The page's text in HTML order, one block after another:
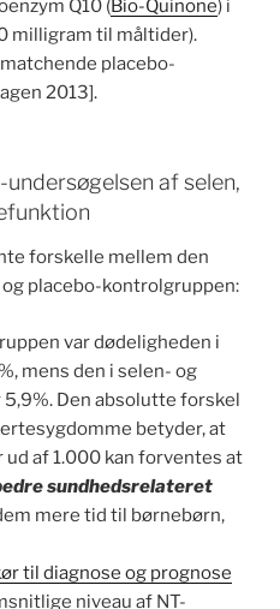
Q10 (Bio-Quinone) i
milligram til måltider).
placebo-
2013].
af ​​selen,
forskelle mellem den
placebo-kontrolgruppen:
var dødeligheden i
mens den i selen- og
Den absolutte forskel
betyder, at
af 1.000 kan forventes at
sundhedsrelateret
mere tid til børnebørn,
til diagnose og prognose
niveau af NT-